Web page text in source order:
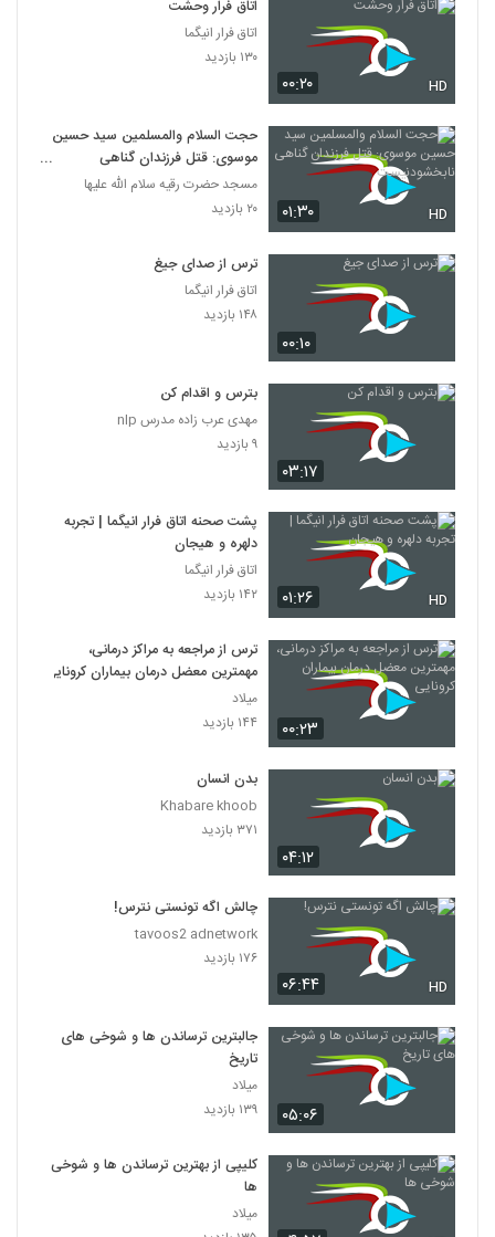
۰۰:۲۰ HD
اتاق فرار وحشت
اتاق فرار انیگما
۱۳۰ بازدید
۰۱:۳۰ HD
حجت السلام والمسلمین سید حسین
موسوی: قتل فرزندان گناهی
نابخشودنیست
مسجد حضرت رقیه سلام الله علیها
۲۰ بازدید
۰۰:۱۰
ترس از صدای جیغ
اتاق فرار انیگما
۱۴۸ بازدید
۰۳:۱۷
بترس و اقدام کن
مهدی عرب زاده مدرس nlp
۹ بازدید
۰۱:۲۶ HD
پشت صحنه اتاق فرار انیگما | تجربه
دلهره و هیجان
اتاق فرار انیگما
۱۴۲ بازدید
۰۰:۲۳
ترس از مراجعه به مراکز درمانی،
مهمترین معضل درمان بیماران کرونایی
میلاد
۱۴۴ بازدید
۰۴:۱۲
بدن انسان
Khabare khoob
۳۷۱ بازدید
۰۶:۴۴ HD
چالش اگه تونستی نترس!
tavoos2 adnetwork
۱۷۶ بازدید
۰۵:۰۶
جالبترین ترساندن ها و شوخی های
تاریخ
میلاد
۱۳۹ بازدید
کلیپی از بهترین ترساندن ها و شوخی
ها
میلاد